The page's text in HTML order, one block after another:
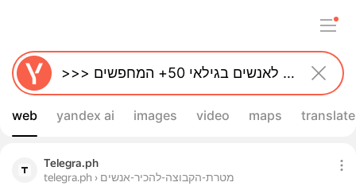
web yandex ai images video maps translate
Telegra.ph
telegra.ph › מטרת-הקבוצה-להכיר-אנשים